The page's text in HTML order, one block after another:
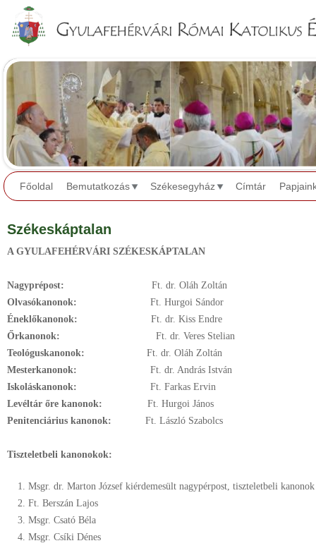
Főoldal Bemutatkozás Székesegyház Címtár
Székeskáptalan
A GYULAFEHÉRVÁRI SZÉKESKÁPTALAN
Nagyprépost:
Ft. dr. Oláh Zoltán
Olvasókanonok:
Ft. Hurgoi Sándor
Éneklőkanonok:
Ft. dr. Kiss Endre
Őrkanonok:
Ft. dr. Veres Stelian
Teológuskanonok:
Ft. dr. Oláh Zoltán
Mesterkanonok: Ft. dr. András István
Iskoláskanonok: Ft. Farkas Ervin
Levéltár őre kanonok: Ft. Hurgoi János
Penitenciárius kanonok:
Ft. László Szabolcs
Tiszteletbeli kanonokok:
Msgr. dr. Marton József kiérdemesült nagypérpost, tiszteletbeli kanonok
Ft. Berszán Lajos
Msgr. Csató Béla
Msgr. Csíki Dénes